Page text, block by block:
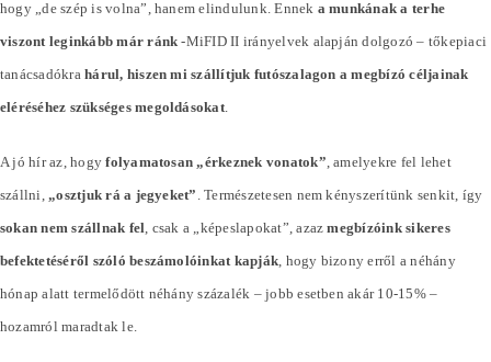
hogy „de szép is volna”, hanem elindulunk. Ennek a munkának a terhe
viszont leginkább már ránk -MiFID II irányelvek alapján dolgozó – tőkepiaci
tanácsadókrahárul, hiszen mi szállítjuk futószalagon a megbízó céljainak
eléréséhez szükséges megoldásokat.
A jó hír az, hogyfolyamatosan „érkeznek vonatok” , amelyekre fel lehet
szállni,„osztjuk rá a jegyeket” . Természetesen nem kényszerítünk senkit, így
sokan nem szállnak fel , csak a „képeslapokat”, azazmegbízóink sikeres
befektetéséről szóló beszámolóinkat kapják , hogy bizony erről a néhány
hónap alatt termelődött néhányszázalék – jobb esetben akár 10-15% –
hozamról maradtak le.